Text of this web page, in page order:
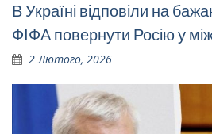
В Україні відповіли на
ФІФА повернути Росію у
2 Лютого, 2026